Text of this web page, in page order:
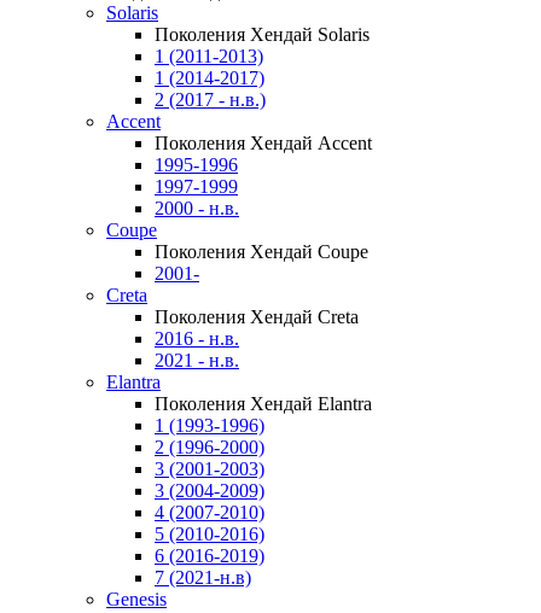
Solaris
Поколения Хендай Solaris
1 (2011-2013)
1 (2014-2017)
2 (2017 - н.в.)
Accent
Поколения Хендай Accent
1995-1996
1997-1999
2000 - н.в.
Coupe
Поколения Хендай Coupe
2001-
Creta
Поколения Хендай Creta
2016 - н.в.
2021 - н.в.
Elantra
Поколения Хендай Elantra
1 (1993-1996)
2 (1996-2000)
3 (2001-2003)
3 (2004-2009)
4 (2007-2010)
5 (2010-2016)
6 (2016-2019)
7 (2021-н.в)
Genesis